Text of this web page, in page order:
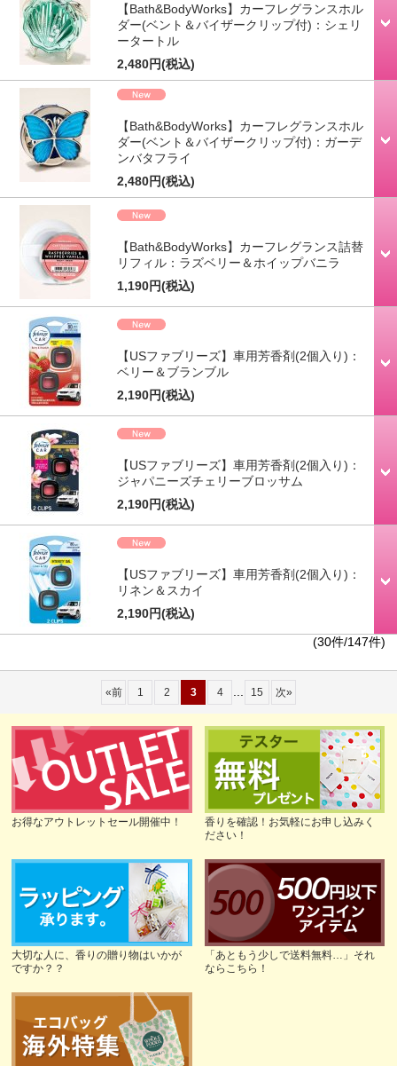
【Bath&BodyWorks】カーフレグランスホル
ダー(ベント＆バイザークリップ付)：シェリ
ータートル
2,480円(税込)
【Bath&BodyWorks】カーフレグランスホル
ダー(ベント＆バイザークリップ付)：ガーデ
ンバタフライ
2,480円(税込)
【Bath&BodyWorks】カーフレグランス詰替
リフィル：ラズベリー＆ホイップバニラ
1,190円(税込)
【USファブリーズ】車用芳香剤(2個入り)：
ベリー＆ブランブル
2,190円(税込)
【USファブリーズ】車用芳香剤(2個入り)：
ジャパニーズチェリーブロッサム
2,190円(税込)
【USファブリーズ】車用芳香剤(2個入り)：
リネン＆スカイ
2,190円(税込)
(30件/147件)
«前 1 2 3 4 ... 15 次»
お得なアウトレットセール開催中！
香りを確認！お気軽にお申し込みく
ださい！
大切な人に、香りの贈り物はいかが
ですか？？
「あともう少しで送料無料…」それ
ならこちら！